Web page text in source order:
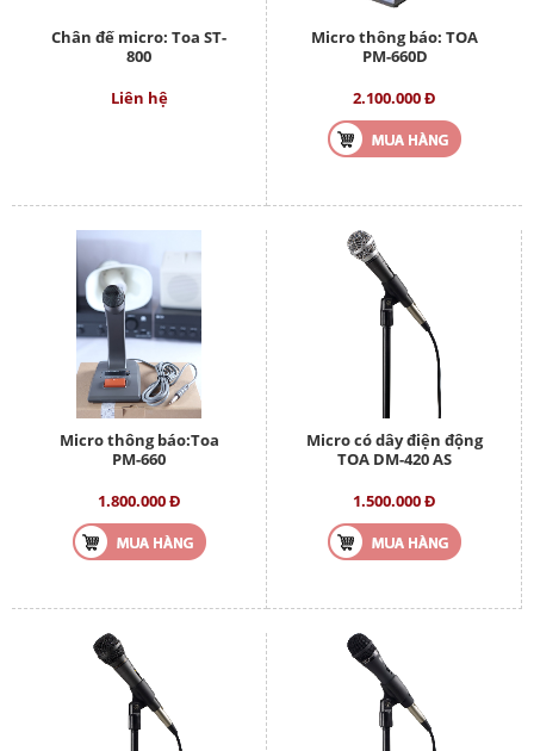
Chân đế micro: Toa ST-
800
Liên hệ
Micro thông báo: TOA
PM-660D
2.100.000 Đ
Micro thông báo:Toa
PM-660
1.800.000 Đ
Micro có dây điện động
TOA DM-420 AS
1.500.000 Đ